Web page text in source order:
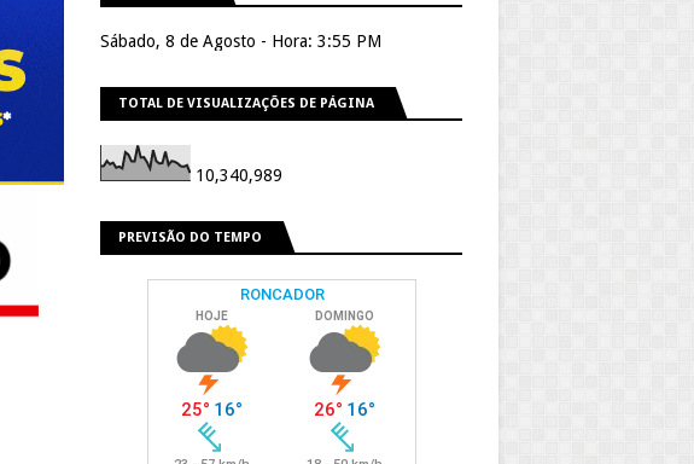
Sábado, 8 de Agosto - Hora: 3:55 PM
TOTAL DE VISUALIZAÇÕES DE PÁGINA
10,340,989
PREVISÃO DO TEMPO